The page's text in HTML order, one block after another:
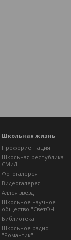
Школьная жизнь
Профориентация
Школьная республика
СМиД
Фотогалерея
Видеогалерея
Аллея звезд
Школьное научное
общество "СветОЧ"
Библиотека
Школьное радио
"Романтик"